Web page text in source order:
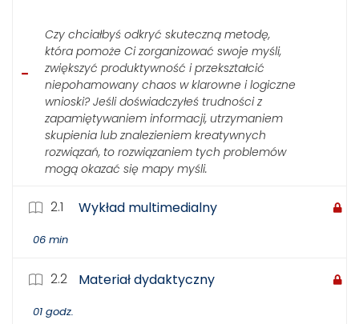
Czy chciałbyś odkryć skuteczną metodę,
która pomoże Ci zorganizować swoje myśli,
zwiększyć produktywność i przekształcić
niepohamowany chaos w klarowne i logiczne
wnioski? Jeśli doświadczyłeś trudności z
zapamiętywaniem informacji, utrzymaniem
skupienia lub znalezieniem kreatywnych
rozwiązań, to rozwiązaniem tych problemów
mogą okazać się mapy myśli.
2.1 Wykład multimedialny
06 min
2.2 Materiał dydaktyczny
01 godz.